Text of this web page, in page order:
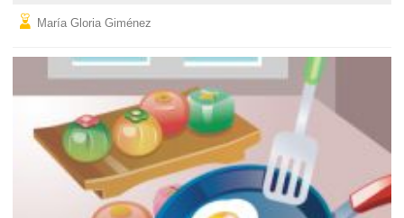
María Gloria Giménez